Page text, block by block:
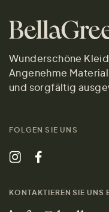
Wunderschöne
Angenehme
und sorgfältig
FOLGEN SIE UNS
KONTAKTIEREN SIE UNS